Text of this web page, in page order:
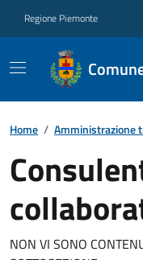
Regione Piemonte
Home / Amministrazione
NON VI SONO